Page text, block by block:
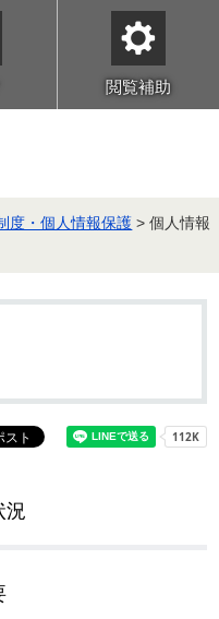
閲覧補助
度・個人情報保護 > 個人情報
況